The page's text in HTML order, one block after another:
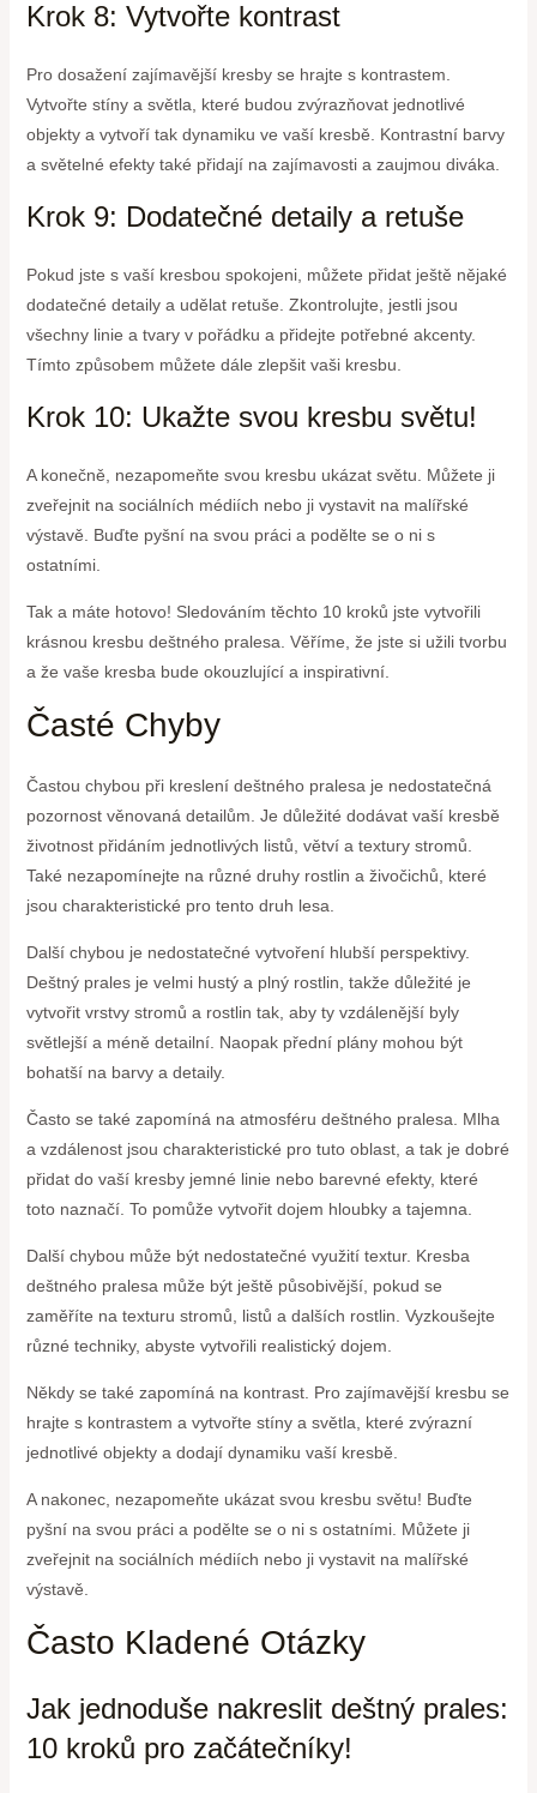
Krok 8: Vytvořte kontrast
Pro dosažení zajímavější kresby se hrajte s kontrastem.
Vytvořte stíny a světla, které budou zvýrazňovat jednotlivé
objekty a vytvoří tak dynamiku ve vaší kresbě. Kontrastní barvy
a světelné efekty také přidají na zajímavosti a zaujmou diváka.
Krok 9: Dodatečné detaily a retuše
Pokud jste s vaší kresbou spokojeni, můžete přidat ještě nějaké
dodatečné detaily a udělat retuše. Zkontrolujte, jestli jsou
všechny linie a tvary v pořádku a přidejte potřebné akcenty.
Tímto způsobem můžete dále zlepšit vaši kresbu.
Krok 10: Ukažte svou kresbu světu!
A konečně, nezapomeňte svou kresbu ukázat světu. Můžete ji
zveřejnit na sociálních médiích nebo ji vystavit na malířské
výstavě. Buďte pyšní na svou práci a podělte se o ni s
ostatními.
Tak a máte hotovo! Sledováním těchto 10 kroků jste vytvořili
krásnou kresbu deštného pralesa. Věříme, že jste si užili tvorbu
a že vaše kresba bude okouzlující a inspirativní.
Časté Chyby
Častou chybou při kreslení deštného pralesa je nedostatečná
pozornost věnovaná detailům. Je důležité dodávat vaší kresbě
životnost přidáním jednotlivých listů, větví a textury stromů.
Také nezapomínejte na různé druhy rostlin a živočichů, které
jsou charakteristické pro tento druh lesa.
Další chybou je nedostatečné vytvoření hlubší perspektivy.
Deštný prales je velmi hustý a plný rostlin, takže důležité je
vytvořit vrstvy stromů a rostlin tak, aby ty vzdálenější byly
světlejší a méně detailní. Naopak přední plány mohou být
bohatší na barvy a detaily.
Často se také zapomíná na atmosféru deštného pralesa. Mlha
a vzdálenost jsou charakteristické pro tuto oblast, a tak je dobré
přidat do vaší kresby jemné linie nebo barevné efekty, které
toto naznačí. To pomůže vytvořit dojem hloubky a tajemna.
Další chybou může být nedostatečné využití textur. Kresba
deštného pralesa může být ještě působivější, pokud se
zaměříte na texturu stromů, listů a dalších rostlin. Vyzkoušejte
různé techniky, abyste vytvořili realistický dojem.
Někdy se také zapomíná na kontrast. Pro zajímavější kresbu se
hrajte s kontrastem a vytvořte stíny a světla, které zvýrazní
jednotlivé objekty a dodají dynamiku vaší kresbě.
A nakonec, nezapomeňte ukázat svou kresbu světu! Buďte
pyšní na svou práci a podělte se o ni s ostatními. Můžete ji
zveřejnit na sociálních médiích nebo ji vystavit na malířské
výstavě.
Často Kladené Otázky
Jak jednoduše nakreslit deštný prales:
10 kroků pro začátečníky!